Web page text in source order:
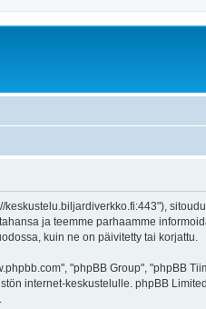
ja teemme parhaamme
kuin ne on päivitetty tai korjattu.
"phpBB Group", "phpBB
internet-keskustelulle. phpBB
.